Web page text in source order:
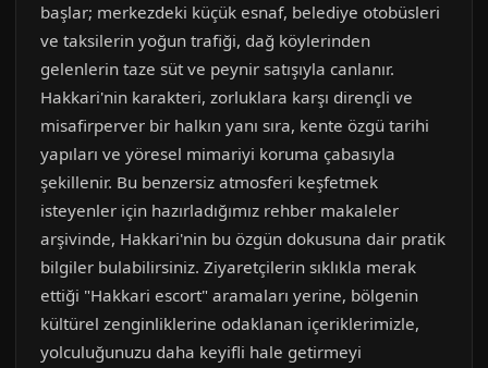
başlar; merkezdeki küçük esnaf, belediye otobüsleri
ve taksilerin yoğun trafiği, dağ köylerinden
gelenlerin taze süt ve peynir satışıyla canlanır.
Hakkari'nin karakteri, zorluklara karşı dirençli ve
misafirperver bir halkın yanı sıra, kente özgü tarihi
yapıları ve yöresel mimariyi koruma çabasıyla
şekillenir. Bu benzersiz atmosferi keşfetmek
isteyenler için hazırladığımız rehber makaleler
arşivinde, Hakkari'nin bu özgün dokusuna dair pratik
bilgiler bulabilirsiniz. Ziyaretçilerin sıklıkla merak
ettiği "Hakkari escort" aramaları yerine, bölgenin
kültürel zenginliklerine odaklanan içeriklerimizle,
yolculuğunuzu daha keyifli hale getirmeyi